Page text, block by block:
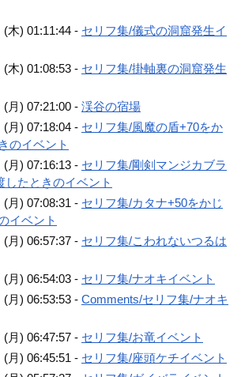
(木) 01:11:44 - セリフ集/儀式の洞窟発生イ
(木) 01:08:53 - セリフ集/掛軸裏の洞窟発生
(月) 07:21:00 -渓谷の宿場
(月) 07:18:04 - セリフ集/風魔の盾+70をか
のイベント
(月) 07:16:13 - セリフ集/剛剣マンジカブラ
したときのイベント
(月) 07:08:31 - セリフ集/カタナ+50をかじ
イベント
(月) 06:57:37 - セリフ集/こわれないつるは
(月) 06:54:03 - セリフ集/ナオキイベント
(月) 06:53:53 -Comments/セリフ集/ナオキ
(月) 06:47:57 - セリフ集/お竜イベント
(月) 06:45:51 - セリフ集/座頭ケチイベント